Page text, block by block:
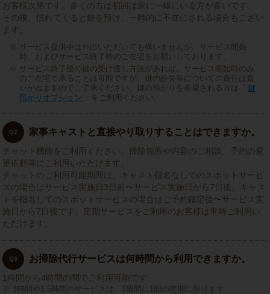
お客様次第です。多くの方は初回は家に一緒にいる方が多いです。
その後、慣れてくると鍵を預け、一時的に不在にされる場合もござい
ます。
サービス提供中は外出いただいても構いませんが、サービス開始
時、およびサービス終了時のご在宅をお願いしております。
サービス終了後の鍵の受け渡し方法があれば、サービス開始時のみ
のご在宅で承ることは可能ですが、鍵の紛失等についての責任は負
いかねますのでご了承ください。鍵の預かりを希望される方は「
鍵
預かりオプション
」をご利用ください。
Q2 家事キャストと直接やり取りすることはできますか。
チャット機能をご利用ください。掃除箇所や内容のご相談、予約の変
更依頼等にご利用いただけます。
チャットのご利用可能期間は、キャスト指名なしでのスポットサービ
スの場合はサービス実施日3日前〜サービス実施日から7日後、キャス
トを指名してのスポットサービスの場合はご予約確定後〜サービス実
施日から7日後です。定期サービスをご利用のお客様は常時ご利用い
ただけます。
Q3 お掃除代行サービスは何時間から利用できますか。
1時間から4時間の間でご利用可能です。
1時間や1.5時間のサービスは、1週間に1回の定期に限ります